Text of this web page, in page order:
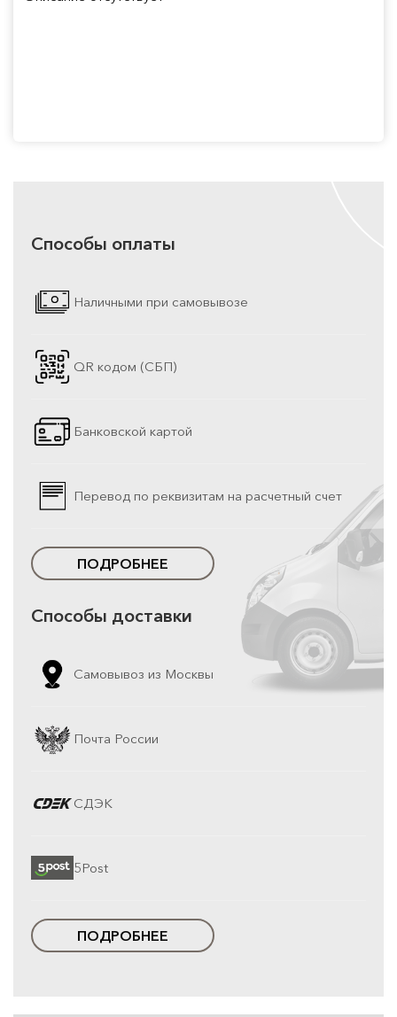
Способы оплаты
Наличными при самовывозе
QR кодом (СБП)
Банковской картой
Перевод по реквизитам на расчетный счет
ПОДРОБНЕЕ
Способы доставки
Самовывоз из Москвы
Почта России
СДЭК
5Post
ПОДРОБНЕЕ